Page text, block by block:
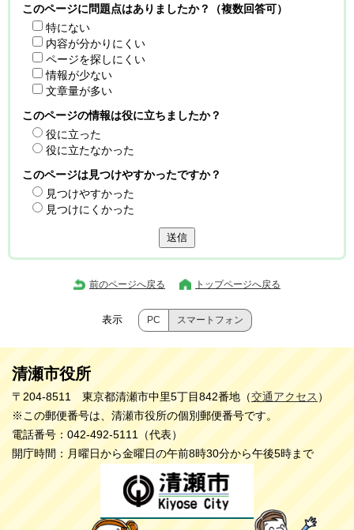
このページに問題点はありましたか？（複数回答可）
特にない
内容が分かりにくい
ページを探しにくい
情報が少ない
文章量が多い
このページの情報は役に立ちましたか？
役に立った
役に立たなかった
このページは見つけやすかったですか？
見つけやすかった
見つけにくかった
送信
前のページへ戻る トップページへ戻る
表示 PC スマートフォン
清瀬市役所
〒204-8511 東京都清瀬市中里5丁目842番地（交通アクセス ）
※この郵便番号は、清瀬市役所の個別郵便番号です。
電話番号：042-492-5111（代表）
開庁時間：月曜日から金曜日の午前8時30分から午後5時まで